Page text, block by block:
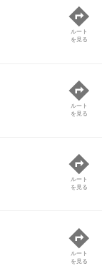
ルート
を見る
ルート
を見る
ルート
を見る
ルート
を見る